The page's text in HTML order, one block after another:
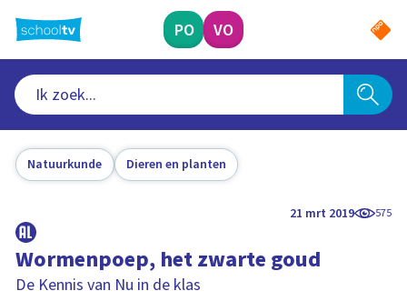
naar
hoofdinhoud
PO VO
Natuurkunde Dieren en planten
21 mrt 2019 575
Wormenpoep, het zwarte goud
De Kennis van Nu in de klas